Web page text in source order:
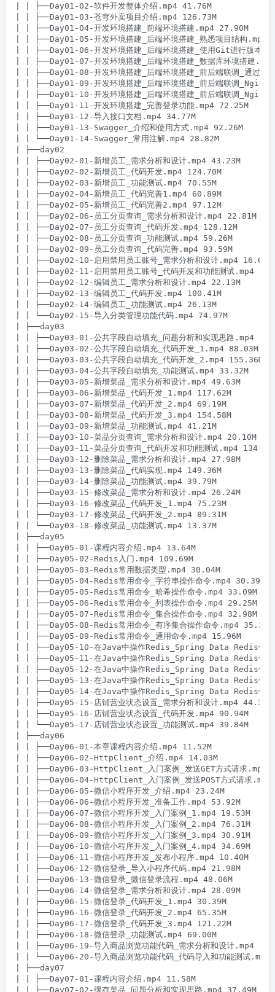
| | ├──Day01-02-软件开发整体介绍.mp4 41.76M
| | ├──Day01-03-苍穹外卖项目介绍.mp4 126.73M
| | ├──Day01-04-开发环境搭建_前端环境搭建.mp4 27.90M
| | ├──Day01-05-开发环境搭建_后端环境搭建_熟悉项目结构.mp4
| | ├──Day01-06-开发环境搭建_后端环境搭建_使用Git进行版本控
| | ├──Day01-07-开发环境搭建_后端环境搭建_数据库环境搭建
| | ├──Day01-08-开发环境搭建_后端环境搭建_前后端联调_通过断
| | ├──Day01-09-开发环境搭建_后端环境搭建_前后端联调_Nginx
| | ├──Day01-10-开发环境搭建_后端环境搭建_前后端联调_Nginx
| | ├──Day01-11-开发环境搭建_完善登录功能.mp4 72.25M
| | ├──Day01-12-导入接口文档.mp4 34.77M
| | ├──Day01-13-Swagger_介绍和使用方式.mp4 92.26M
| | └──Day01-14-Swagger_常用注解.mp4 28.82M
| ├──day02
| | ├──Day02-01-新增员工_需求分析和设计.mp4 43.23M
| | ├──Day02-02-新增员工_代码开发.mp4 124.70M
| | ├──Day02-03-新增员工_功能测试.mp4 70.55M
| | ├──Day02-04-新增员工_代码完善1.mp4 60.89M
| | ├──Day02-05-新增员工_代码完善2.mp4 97.12M
| | ├──Day02-06-员工分页查询_需求分析和设计.mp4 22.81M
| | ├──Day02-07-员工分页查询_代码开发.mp4 128.12M
| | ├──Day02-08-员工分页查询_功能测试.mp4 59.26M
| | ├──Day02-09-员工分页查询_代码完善.mp4 93.59M
| | ├──Day02-10-启用禁用员工账号_需求分析和设计.mp4 16.65M
| | ├──Day02-11-启用禁用员工账号_代码开发和功能测试.mp4
| | ├──Day02-12-编辑员工_需求分析和设计.mp4 22.13M
| | ├──Day02-13-编辑员工_代码开发.mp4 100.41M
| | ├──Day02-14-编辑员工_功能测试.mp4 26.13M
| | └──Day02-15-导入分类管理功能代码.mp4 74.97M
| ├──day03
| | ├──Day03-01-公共字段自动填充_问题分析和实现思路.mp4
| | ├──Day03-02-公共字段自动填充_代码开发_1.mp4 88.03M
| | ├──Day03-03-公共字段自动填充_代码开发_2.mp4 155.36M
| | ├──Day03-04-公共字段自动填充_功能测试.mp4 33.32M
| | ├──Day03-05-新增菜品_需求分析和设计.mp4 49.63M
| | ├──Day03-06-新增菜品_代码开发_1.mp4 117.62M
| | ├──Day03-07-新增菜品_代码开发_2.mp4 69.19M
| | ├──Day03-08-新增菜品_代码开发_3.mp4 154.58M
| | ├──Day03-09-新增菜品_功能测试.mp4 41.21M
| | ├──Day03-10-菜品分页查询_需求分析和设计.mp4 20.10M
| | ├──Day03-11-菜品分页查询_代码开发和功能测试.mp4
| | ├──Day03-12-删除菜品_需求分析和设计.mp4 27.98M
| | ├──Day03-13-删除菜品_代码实现.mp4 149.36M
| | ├──Day03-14-删除菜品_功能测试.mp4 39.79M
| | ├──Day03-15-修改菜品_需求分析和设计.mp4 26.24M
| | ├──Day03-16-修改菜品_代码开发_1.mp4 75.23M
| | ├──Day03-17-修改菜品_代码开发_2.mp4 89.31M
| | └──Day03-18-修改菜品_功能测试.mp4 13.37M
| ├──day05
| | ├──Day05-01-课程内容介绍.mp4 13.64M
| | ├──Day05-02-Redis入门.mp4 109.69M
| | ├──Day05-03-Redis常用数据类型.mp4 30.04M
| | ├──Day05-04-Redis常用命令_字符串操作命令.mp4 30.39M
| | ├──Day05-05-Redis常用命令_哈希操作命令.mp4 33.09M
| | ├──Day05-06-Redis常用命令_列表操作命令.mp4 29.25M
| | ├──Day05-07-Redis常用命令_集合操作命令.mp4 32.98M
| | ├──Day05-08-Redis常用命令_有序集合操作命令.mp4 35.34M
| | ├──Day05-09-Redis常用命令_通用命令.mp4 15.96M
| | ├──Day05-10-在Java中操作Redis_Spring Data Redis使用
| | ├──Day05-11-在Java中操作Redis_Spring Data Redis使用
| | ├──Day05-12-在Java中操作Redis_Spring Data Redis使用
| | ├──Day05-13-在Java中操作Redis_Spring Data Redis使用
| | ├──Day05-14-在Java中操作Redis_Spring Data Redis使用
| | ├──Day05-15-店铺营业状态设置_需求分析和设计.mp4 44.39M
| | ├──Day05-16-店铺营业状态设置_代码开发.mp4 90.94M
| | └──Day05-17-店铺营业状态设置_功能测试.mp4 39.84M
| ├──day06
| | ├──Day06-01-本章课程内容介绍.mp4 11.52M
| | ├──Day06-02-HttpClient_介绍.mp4 14.03M
| | ├──Day06-03-HttpClient_入门案例_发送GET方式请求.mp4
| | ├──Day06-04-HttpClient_入门案例_发送POST方式请求
| | ├──Day06-05-微信小程序开发_介绍.mp4 23.24M
| | ├──Day06-06-微信小程序开发_准备工作.mp4 53.92M
| | ├──Day06-07-微信小程序开发_入门案例_1.mp4 19.53M
| | ├──Day06-08-微信小程序开发_入门案例_2.mp4 76.31M
| | ├──Day06-09-微信小程序开发_入门案例_3.mp4 30.91M
| | ├──Day06-10-微信小程序开发_入门案例_4.mp4 34.69M
| | ├──Day06-11-微信小程序开发_发布小程序.mp4 10.40M
| | ├──Day06-12-微信登录_导入小程序代码.mp4 21.98M
| | ├──Day06-13-微信登录_微信登录流程.mp4 48.06M
| | ├──Day06-14-微信登录_需求分析和设计.mp4 28.09M
| | ├──Day06-15-微信登录_代码开发_1.mp4 30.39M
| | ├──Day06-16-微信登录_代码开发_2.mp4 65.35M
| | ├──Day06-17-微信登录_代码开发_3.mp4 121.22M
| | ├──Day06-18-微信登录_功能测试.mp4 69.00M
| | ├──Day06-19-导入商品浏览功能代码_需求分析和设计.mp4
| | └──Day06-20-导入商品浏览功能代码_代码导入和功能测试
| ├──day07
| | ├──Day07-01-课程内容介绍.mp4 11.58M
| | ├──Day07-02-缓存菜品_问题分析和实现思路.mp4 37.49M